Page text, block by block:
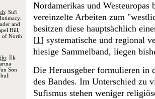
: Sufi
and
Hill,
of North
: İlk
Son
Nordamerikas und Westeuropas
vereinzelte Arbeiten zum
besitzen diese hauptsächlich
[1] systematische und regional
hiesige Sammelband, liegen
Die Herausgeber formulieren in
des Bandes. Im Unterschied zu
Sufismus stehen weniger